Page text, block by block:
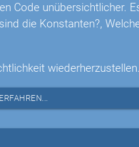
Code unübersichtlicher.
die Konstanten?,
wiederherzustellen.